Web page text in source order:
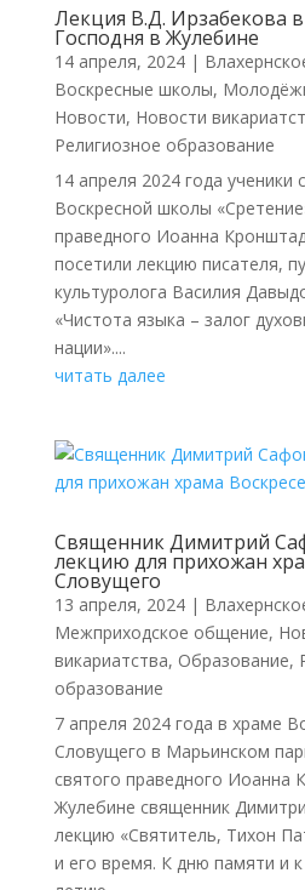
Лекция В.Д. Ирзабекова
Господня в Жулебине
14 апреля, 2024|
Воскресные школы,
Новости, Новости
Религиозное образование
14 апреля 2024 года ученики
Воскресной школы
праведного Иоанна
посетили лекцию писателя,
культуролога Василия
«Чистота языка – залог
нации»....
читать далее
Священник Димитрий
лекцию для прихожан
Словущего
13 апреля, 2024|
Межприходское общение,
викариатства, Образование,
образование
7 апреля 2024 года в храме
Словущего в Марьинском
святого праведного Иоанна
Жулебине священник
лекцию «Святитель, Тихон
и его время. К дню памяти и